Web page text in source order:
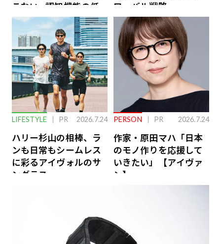
こない…認知機能の低
下を救う、脳のインナ
ーケアとは
ローバル戦略
LIFESTYLE PR 2026.7.24
ハリー杉山の相棒、ラ
ンも日常もシームレス
に彩るアイヴォルのサ
ングラス
PERSON PR 2026.7.24
作家・原田マハ「日本
のモノ作りを応援して
いきたい」【アイヴァ
ン】